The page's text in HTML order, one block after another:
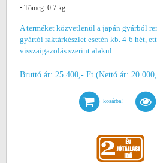
• Tömeg: 0.7 kg
A terméket közvetlenül a japán gyárból
gyártói raktárkészlet esetén kb. 4-6 hét,
visszaigazolás szerint alakul.
Bruttó ár: 25.400,- Ft (Nettó ár:
kosárba!